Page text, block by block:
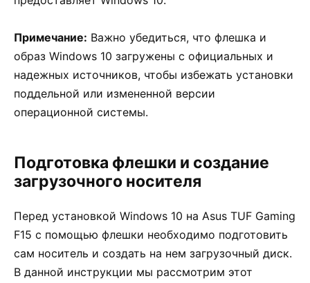
Примечание: Важно убедиться, что флешка и
образ Windows 10 загружены с официальных и
надежных источников, чтобы избежать установки
поддельной или измененной версии
операционной системы.
Подготовка флешки и создание
загрузочного носителя
Перед установкой Windows 10 на Asus TUF Gaming
F15 с помощью флешки необходимо подготовить
сам носитель и создать на нем загрузочный диск.
В данной инструкции мы рассмотрим этот